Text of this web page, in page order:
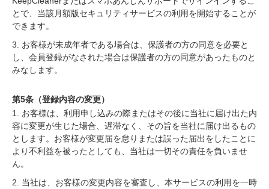
とで、当該月額版セキュリティサービスの利用を開始することが
できます。
3. お客様が未成年者である場合は、保護者の方の同意を必要と
し、会員登録がなされた場合は保護者の方の同意があったものと
みなします。
第5条（登録内容の変更）
1. お客様は、利用申し込みの際またはその後に当社に届け出た内
容に変更が生じた場合、遅滞なく、その旨を当社に届け出るもの
とします。お客様が変更届を怠りまたは誤った届出をしたことに
より不利益を被ったとしても、当社は一切その責任を負いませ
ん。
2. 当社は、お客様の変更内容を審査し、本サービスの利用を一時